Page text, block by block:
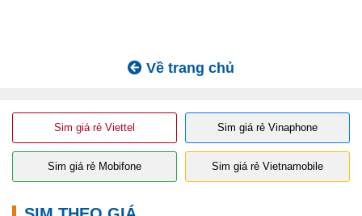
Về trang chủ
Sim giá rẻ Viettel Sim giá rẻ Vinaphone
Sim giá rẻ Mobifone Sim giá rẻ Vietnamobile